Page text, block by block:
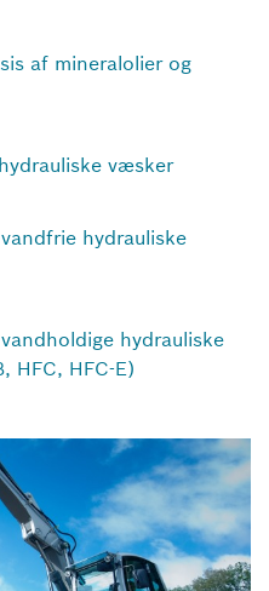
af mineralolier og
væsker
hydrauliske
hydrauliske
HFC, HFC-E)